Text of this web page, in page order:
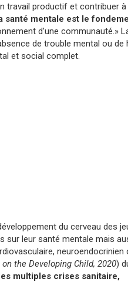
travail productif et contribuer à
santé mentale est le
d’une communauté.»
de trouble mental ou de
et social complet.
du cerveau des
sur leur santé mentale mais
neuroendocrinien
the Developing Child, 2020)
multiples crises sanitaire,